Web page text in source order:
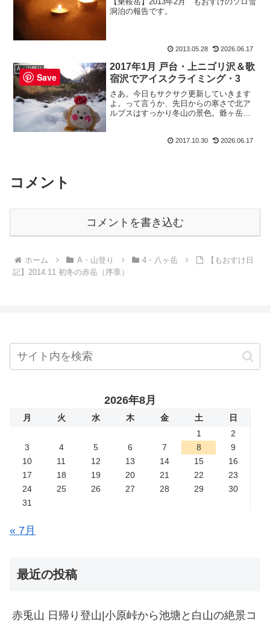
洞泊の報告です。
2013.05.28 2026.06.17
A・山登り
2017年1月 戸台・上ニゴリ沢＆歌
宿沢でアイスクライミング・3
さあ。今日もサクサク更新していきます
よ。って言うか、先日からの寒さで北ア
ルプスはすっかり冬山の景色。爺ヶ岳や
嗚呼、でも寒い冬がやってくるのね。心
2017.10.30 2026.06.17
コメント
コメントを書き込む
ホーム A・山登り 4・八ヶ岳
【もおすけ日
記】2014.11 初冬の赤岳（序章）
2026年8月
月 火 水 木 金 土
日
1
2
3
4 5 6 7 8
9
10
11 12 13 14 15
16
17
18 19 20 21 22
23
24
25 26 27 28 29
30
31
« 7月
最近の投稿
赤兎山 日帰り登山|小原峠から池塘と白山の絶景コ
Save